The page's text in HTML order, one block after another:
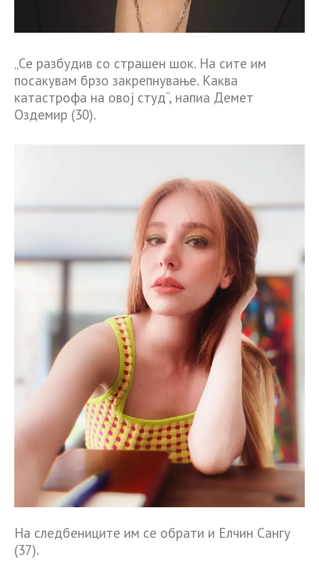
„Се разбудив со страшен шок. На сите им
посакувам брзо закрепнување. Каква
катастрофа на овој студ“, напиа Демет
Оздемир (30).
На следбениците им се обрати и Елчин Сангу
(37).